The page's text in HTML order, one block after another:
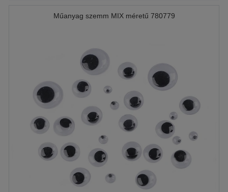
Műanyag szemm MIX méretű 780779